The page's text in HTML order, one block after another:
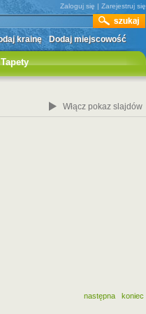
Zaloguj się | Zarejestruj się
krainę Dodaj miejscowość
Tapety
Włącz pokaz slajdów
następna koniec